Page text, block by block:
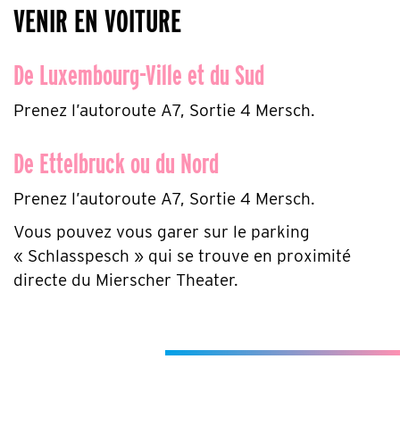
VENIR EN VOITURE
De Luxembourg-Ville et du Sud
Prenez l’autoroute A7, Sortie 4 Mersch.
De Ettelbruck ou du Nord
Prenez l’autoroute A7, Sortie 4 Mersch.
Vous pouvez vous garer sur le parking
« Schlasspesch » qui se trouve en proximité
directe du Mierscher Theater.